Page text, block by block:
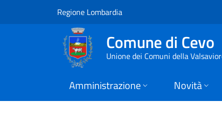
Vai al contenuto principale
Raccolta e
Regione Lombardia
Comune di Cevo
Unione dei Comuni della
Amministrazione Novità